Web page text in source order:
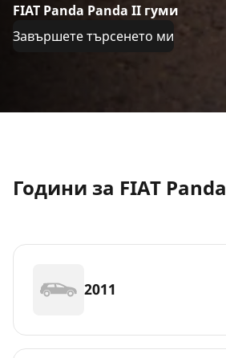
FIAT Panda Panda II гуми
Завършете търсенето ми
Години за FIAT Panda
2011